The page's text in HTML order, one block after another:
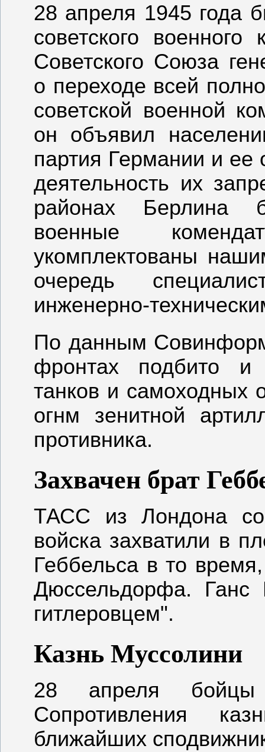
28 апреля 1945 года
советского
Советского Союза
о переходе всей
советской военной
он объявил
партия Германии и ее
деятельность их
районах Берлина
военные
укомплектованы
очередь
инженерно-
По данным
фронтах подбито и
танков и самоходных
огнм зенитной
противника.
Захвачен брат
ТАСС из Лондона
войска захватили в
Геббельса в то
Дюссельдорфа. Ганс
гитлеровцем".
Казнь Муссолини
28 апреля бойцы
Сопротивления
ближайших